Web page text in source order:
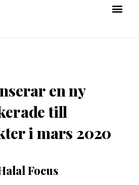
en ny
till
i mars 2020
Focus